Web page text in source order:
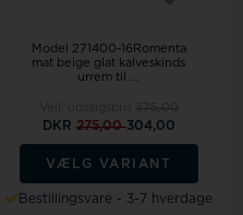
Model 271400-16Romenta
mat beige glat kalveskinds
urrem til ...
DKR 275,00304,00
VÆLG VARIANT
Bestillingsvare - 3-7 hverdage